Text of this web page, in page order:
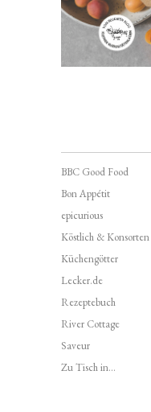
BBC Good Food
Bon Appétit
epicurious
Köstlich & Konsorten
Küchengötter
Lecker.de
Rezeptebuch
River Cottage
Saveur
Zu Tisch in...